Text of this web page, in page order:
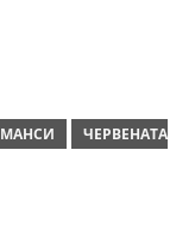
ЧЕРВЕНАТА